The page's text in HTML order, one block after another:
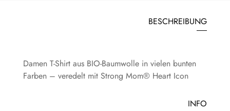
BESCHREIBUNG
Damen T-Shirt aus BIO-Baumwolle in vielen bunten
Farben – veredelt mit Strong Mom® Heart Icon
INFO